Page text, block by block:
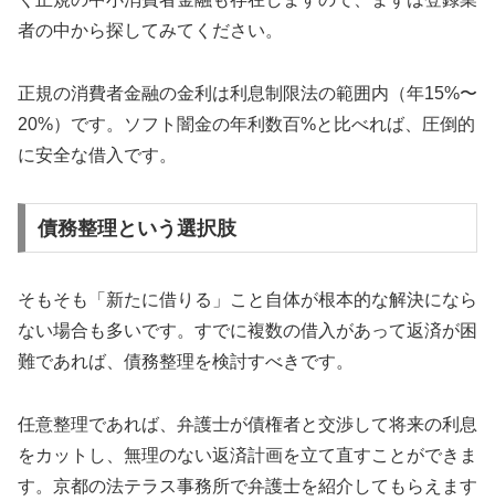
者の中から探してみてください。
正規の消費者金融の金利は利息制限法の範囲内（年15%〜
20%）です。ソフト闇金の年利数百%と比べれば、圧倒的
に安全な借入です。
債務整理という選択肢
そもそも「新たに借りる」こと自体が根本的な解決になら
ない場合も多いです。すでに複数の借入があって返済が困
難であれば、債務整理を検討すべきです。
任意整理であれば、弁護士が債権者と交渉して将来の利息
をカットし、無理のない返済計画を立て直すことができま
す。京都の法テラス事務所で弁護士を紹介してもらえます